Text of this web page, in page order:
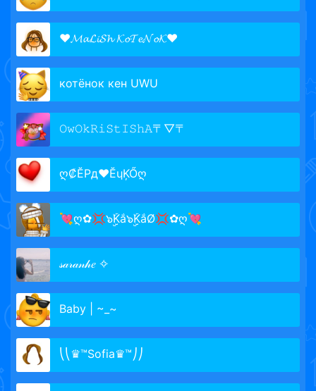
❤𝓜𝓪𝓛𝓲𝓢𝓱 𝓚𝓸𝓣𝓮𝓝𝓸𝓚❤
котёнок кен UWU
𝙾𝚠𝙾𝚔𝚁𝚒𝚂𝚝𝙸𝚂𝚑𝙰〒▽〒
ღ₡ĔРд♥ĔɥĶŐღ
💘ღ✿💢๖ۣۣۜKắ๖ۣۣۜKắØ💢✿ღ💘
𝓈𝒶𝓇𝒶𝓃𝒽𝑒 ✧
Baby | ~_~
⎝⎝♛™Sofia♛™⎠⎠